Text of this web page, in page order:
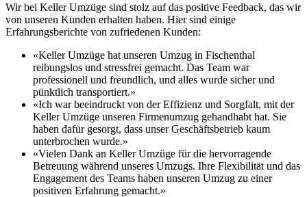
Wir bei Keller Umzüge sind stolz auf das positive Feedback, das wir
von unseren Kunden erhalten haben. Hier sind einige
Erfahrungsberichte von zufriedenen Kunden:
«Keller Umzüge hat unseren Umzug in Fischenthal
reibungslos und stressfrei gemacht. Das Team war
professionell und freundlich, und alles wurde sicher und
pünktlich transportiert.»
«Ich war beeindruckt von der Effizienz und Sorgfalt, mit der
Keller Umzüge unseren Firmenumzug gehandhabt hat. Sie
haben dafür gesorgt, dass unser Geschäftsbetrieb kaum
unterbrochen wurde.»
«Vielen Dank an Keller Umzüge für die hervorragende
Betreuung während unseres Umzugs. Ihre Flexibilität und das
Engagement des Teams haben unseren Umzug zu einer
positiven Erfahrung gemacht.»